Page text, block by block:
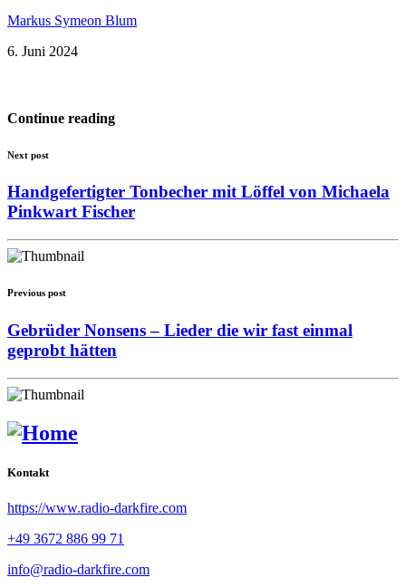
Markus Symeon Blum
6. Juni 2024
Continue reading
Next post
Handgefertigter Tonbecher mit Löffel von Michaela
Pinkwart Fischer
Previous post
Gebrüder Nonsens – Lieder die wir fast einmal
geprobt hätten
Kontakt
https://www.radio-darkfire.com
+49 3672 886 99 71
info@radio-darkfire.com